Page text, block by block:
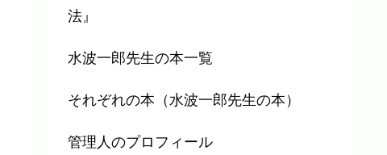
法』
水波一郎先生の本一覧
それぞれの本（水波一郎先生の本）
管理人のプロフィール